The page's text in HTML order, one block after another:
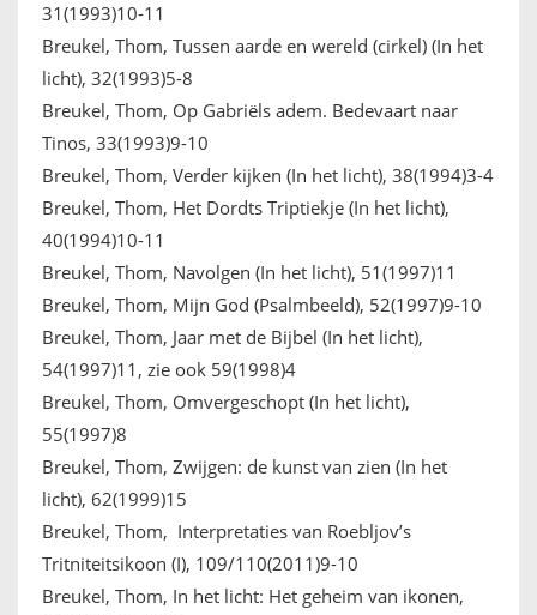
31(1993)10-11
Breukel, Thom, Tussen aarde en wereld (cirkel) (In het
licht), 32(1993)5-8
Breukel, Thom, Op Gabriëls adem. Bedevaart naar
Tinos, 33(1993)9-10
Breukel, Thom, Verder kijken (In het licht), 38(1994)3-4
Breukel, Thom, Het Dordts Triptiekje (In het licht),
40(1994)10-11
Breukel, Thom, Navolgen (In het licht), 51(1997)11
Breukel, Thom, Mijn God (Psalmbeeld), 52(1997)9-10
Breukel, Thom, Jaar met de Bijbel (In het licht),
54(1997)11, zie ook 59(1998)4
Breukel, Thom, Omvergeschopt (In het licht),
55(1997)8
Breukel, Thom, Zwijgen: de kunst van zien (In het
licht), 62(1999)15
Breukel, Thom, Interpretaties van Roebljov’s
Tritniteitsikoon (I), 109/110(2011)9-10
Breukel, Thom, In het licht: Het geheim van ikonen,